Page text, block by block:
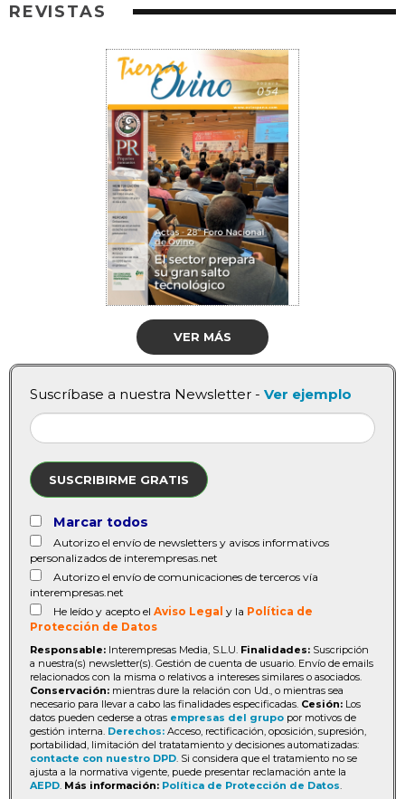
REVISTAS
VER MÁS
Suscríbase a nuestra Newsletter - Ver ejemplo
SUSCRIBIRME GRATIS
Marcar todos
Autorizo el envío de newsletters y avisos informativos
personalizados de interempresas.net
Autorizo el envío de comunicaciones de terceros vía
interempresas.net
He leído y acepto el Aviso Legal y la Política de
Protección de Datos
Responsable: Interempresas Media, S.L.U. Finalidades: Suscripción
a nuestra(s) newsletter(s). Gestión de cuenta de usuario. Envío de emails
relacionados con la misma o relativos a intereses similares o asociados.
Conservación: mientras dure la relación con Ud., o mientras sea
necesario para llevar a cabo las finalidades especificadas. Cesión: Los
datos pueden cederse a otras empresas del grupo por motivos de
gestión interna. Derechos: Acceso, rectificación, oposición, supresión,
portabilidad, limitación del tratatamiento y decisiones automatizadas:
contacte con nuestro DPD . Si considera que el tratamiento no se
ajusta a la normativa vigente, puede presentar reclamación ante la
AEPD Más información: Política de Protección de Datos